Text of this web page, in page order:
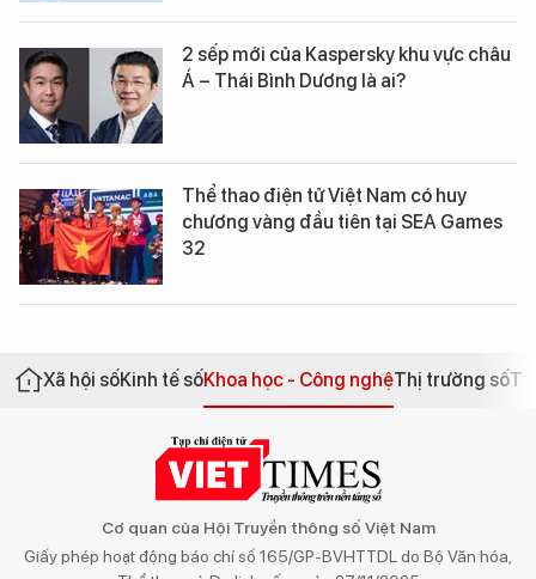
2 sếp mới của Kaspersky khu vực châu
Á – Thái Bình Dương là ai?
Thể thao điện tử Việt Nam có huy
chương vàng đầu tiên tại SEA Games
32
Xã hội sốKinh tế sốKhoa học - Công nghệThị trường số
Cơ quan của Hội Truyền thông số Việt Nam
Giấy phép hoạt động báo chí số 165/GP-BVHTTDL do Bộ Văn hóa,